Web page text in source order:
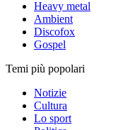
Heavy metal
Ambient
Discofox
Gospel
Temi più popolari
Notizie
Cultura
Lo sport